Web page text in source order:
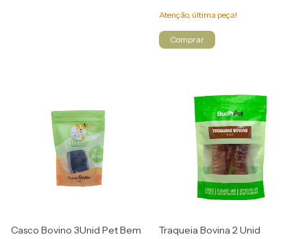
Atenção, última peça!
Casco Bovino 3Unid Pet Bem
Traqueia Bovina 2 Unid